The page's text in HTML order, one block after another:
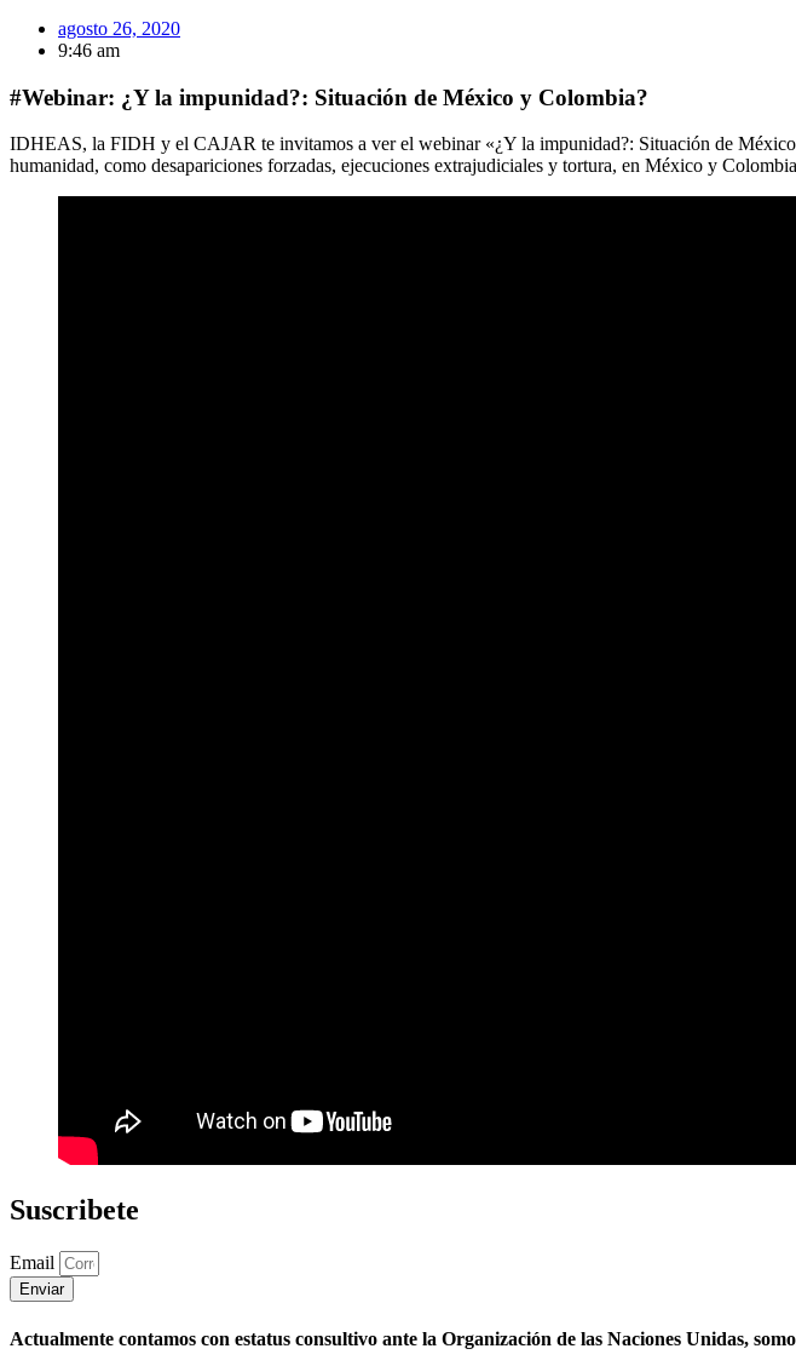
agosto 26, 2020
9:46 am
#Webinar: ¿Y la impunidad?: Situación de México y Colombia?
IDHEAS, la FIDH y el CAJAR te invitamos a ver el webinar «¿Y la impunidad?: Situación de
humanidad, como desapariciones forzadas, ejecuciones extrajudiciales y tortura, en México y
Suscribete
Email
Enviar
Actualmente contamos con estatus consultivo ante la Organización de las Naciones Unidas,